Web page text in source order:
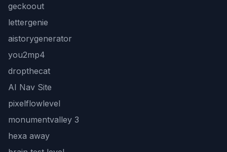
geckoout
lettergenie
aistorygenerator
you2mp4
dropthecat
AI Nav Site
pixelflowlevel
monumentvalley 3
hexa away